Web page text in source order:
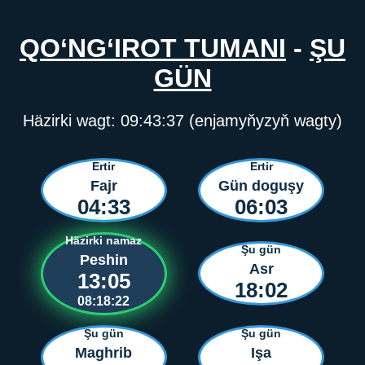
QO‘NG‘IROT TUMANI - ŞU
GÜN
Häzirki wagt: 09:43:37 (enjamyňyzyň wagty)
Ertir
Fajr
04:33
Ertir
Gün doguşy
06:03
Häzirki namaz
Peshin
13:05
08:18:22
Şu gün
Asr
18:02
Şu gün
Maghrib
Şu gün
Işa